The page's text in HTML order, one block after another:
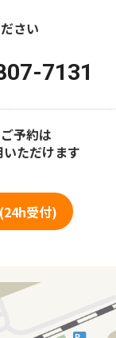
さい
7131
予約は
ただけます
受付)